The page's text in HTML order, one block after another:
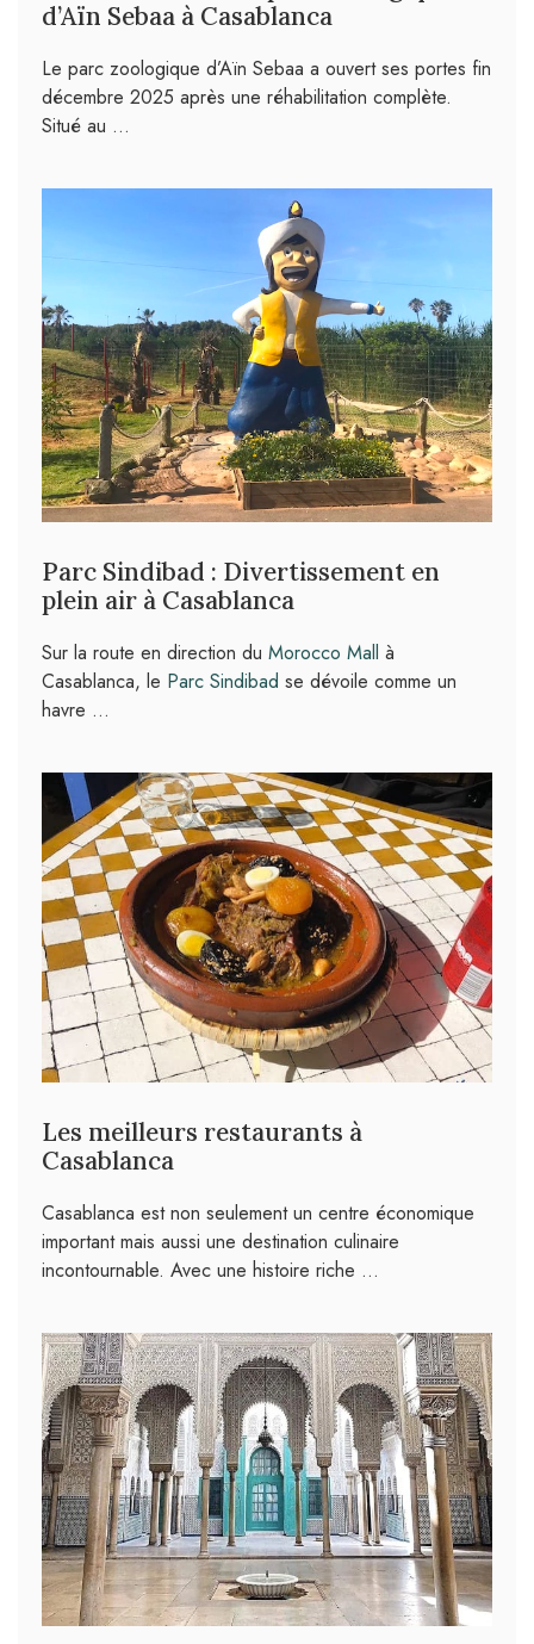
d’Aïn Sebaa à Casablanca
Le parc zoologique d’Aïn Sebaa a ouvert ses portes fin
décembre 2025 après une réhabilitation complète.
Situé au …
Parc Sindibad : Divertissement en
plein air à Casablanca
Sur la route en direction du Morocco Mall à
Casablanca, le Parc Sindibad se dévoile comme un
havre …
Les meilleurs restaurants à
Casablanca
Casablanca est non seulement un centre économique
important mais aussi une destination culinaire
incontournable. Avec une histoire riche …